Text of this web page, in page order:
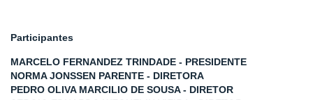
Participantes
MARCELO FERNANDEZ TRINDADE - PRESIDENTE
NORMA JONSSEN PARENTE - DIRETORA
PEDRO OLIVA MARCILIO DE SOUSA - DIRETOR